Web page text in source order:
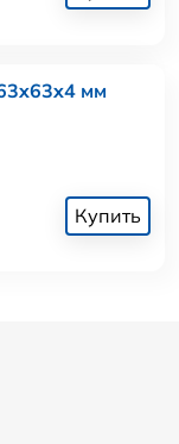
мм
Купить